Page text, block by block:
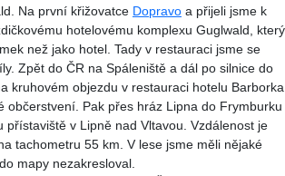
Na první křižovatce Dopravo a přijeli jsme k
hotelovému komplexu Guglwald, který
než jako hotel. Tady v restauraci jsme se
Zpět do ČR na Spáleniště a dál po silnice do
kruhovém objezdu v restauraci hotelu Barborka
občerstvení. Pak přes hráz Lipna do Frymburku
přístaviště v Lipně nad Vltavou. Vzdálenost je
tachometru 55 km. V lese jsme měli nějaké
mapy nezakresloval.